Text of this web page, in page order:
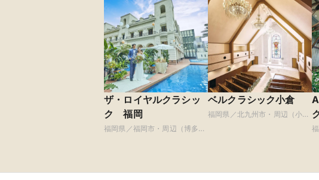
ザ・ロイヤルクラシッ
ク 福岡
福岡県／福岡市・周辺（博多・
ベルクラシック小倉
福岡県／北九州市・周辺（小倉